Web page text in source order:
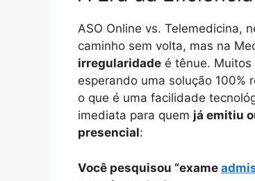
ASO Online vs. Telemedicina,
caminho sem volta, mas na
irregularidade é tênue. Muitos
esperando uma solução 100%
o que é uma facilidade
imediata para quem já emitiu
presencial:
Você pesquisou “exame